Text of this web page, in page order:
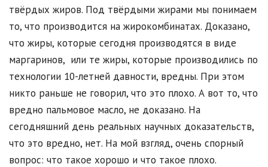
твёрдых жиров. Под твёрдыми жирами мы понимаем
то, что производится на жирокомбинатах. Доказано,
что жиры, которые сегодня производятся в виде
маргаринов, или те жиры, которые производились по
технологии 10-летней давности, вредны. При этом
никто раньше не говорил, что это плохо. А вот то, что
вредно пальмовое масло, не доказано. На
сегодняшний день реальных научных доказательств,
что это вредно, нет. На мой взгляд, очень спорный
вопрос: что такое хорошо и что такое плохо.